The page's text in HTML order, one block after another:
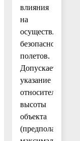
влияния
на
осуществление
безопасности
полетов.
Допускается
указание
относительной
высоты
объекта
(предполагаемой